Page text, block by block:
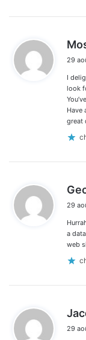
29
I
look
Have
great
29
a
web
29